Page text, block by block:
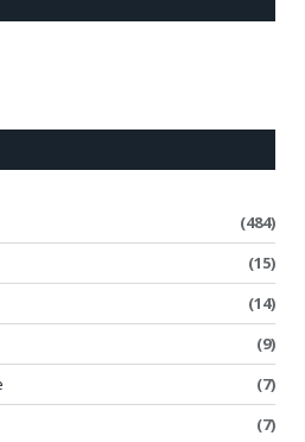
(484)
(15)
(14)
(9)
(7)
(7)